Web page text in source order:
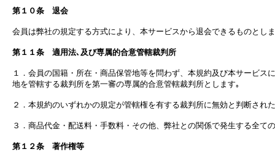
第１０条 退会
会員は弊社の規定する方式により、本サービスから退会できるものと
第１１条 適用法､及び専属的合意管轄裁判所
１．会員の国籍・所在・商品保管地等を問わず、本規約及び本サービ
地を管轄する裁判所を第一審の専属的合意管轄裁判所とします｡
２．本規約のいずれかの規定が管轄権を有する裁判所に無効と判断さ
３．商品代金・配送料・手数料・その他、弊社との関係で発生する全
第１２条 著作権等